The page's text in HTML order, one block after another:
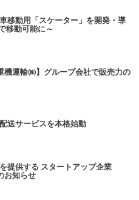
移動用「スケーター」を開発・導
移動可能に～
機運輸㈱】グループ会社で販売力の
送サービスを本格始動
提供する スタートアップ企業
お知らせ